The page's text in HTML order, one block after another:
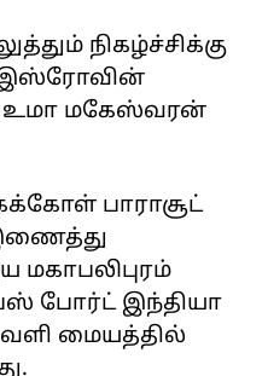
நிகழ்ச்சிக்கு
இஸ்ரோவின்
உமா மகேஸ்வரன்
பாராசூட்
மகாபலிபுரம்
போர்ட் இந்தியா
மையத்தில்